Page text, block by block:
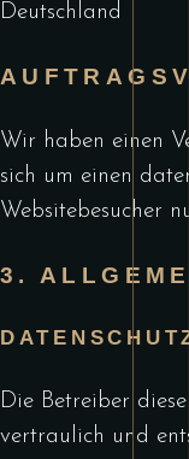
Deutschland
Wir haben einen
sich um einen
Websitebesucher
3.
Die Betreiber
vertraulich und